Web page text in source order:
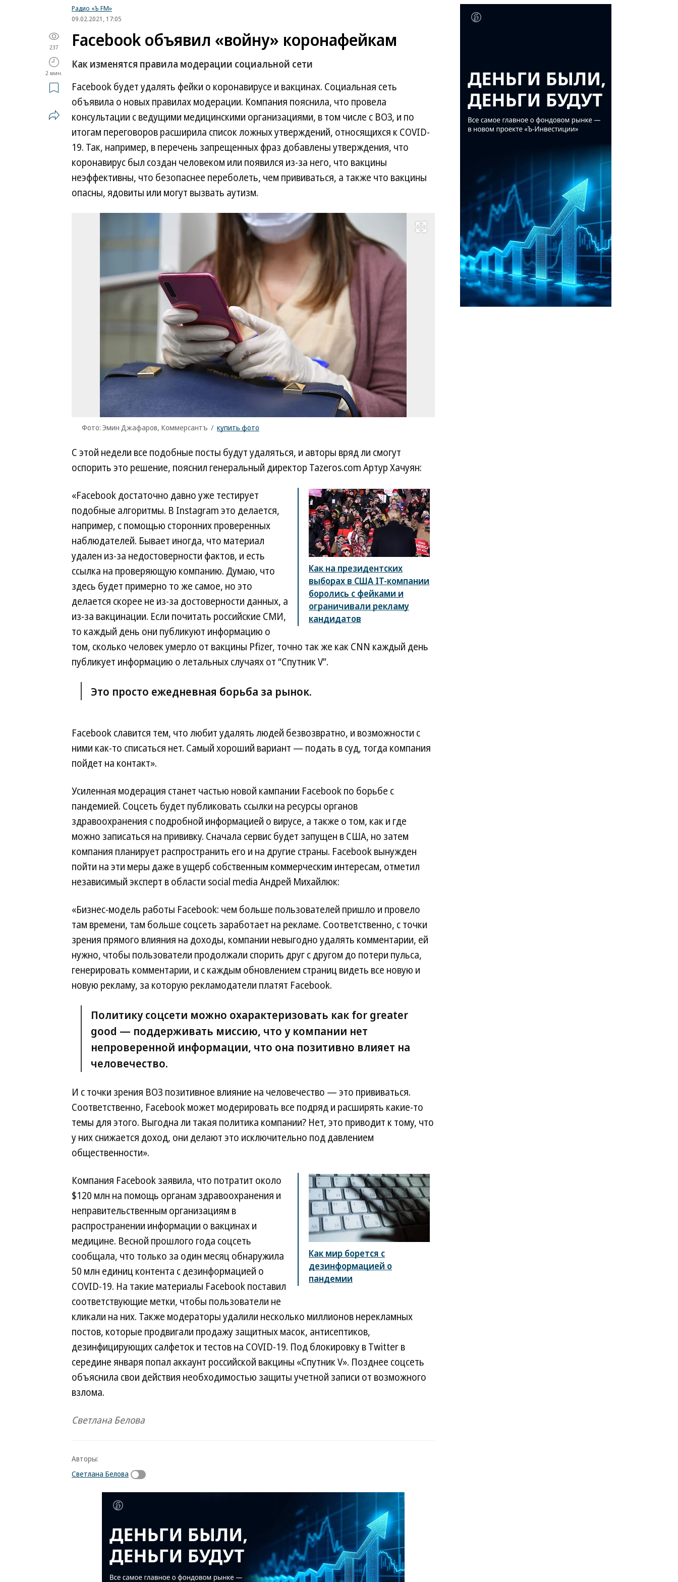
Радио «Ъ FM»
09.02.2021, 17:05
237
2 мин.
Facebook объявил «войну» коронафейкам
Как изменятся правила модерации социальной сети
Facebook будет удалять фейки о коронавирусе и вакцинах. Социальная сеть
объявила о новых правилах модерации. Компания пояснила, что провела
консультации с ведущими медицинскими организациями, в том числе с ВОЗ, и по
итогам переговоров расширила список ложных утверждений, относящихся к COVID-
19. Так, например, в перечень запрещенных фраз добавлены утверждения, что
коронавирус был создан человеком или появился из-за него, что вакцины
неэффективны, что безопаснее переболеть, чем прививаться, а также что вакцины
опасны, ядовиты или могут вызвать аутизм.
Развернуть на весь экран
Фото: Эмин Джафаров, Коммерсантъ / купить фото
Фото:
Эмин
Джафаров,
Коммерсантъ
С этой недели все подобные посты будут удаляться, и авторы вряд ли смогут
оспорить это решение, пояснил генеральный директор Tazeros.com Артур Хачуян:
Как на президентских
выборах в США IT-компании
боролись с фейками и
ограничивали рекламу
кандидатов
«Facebook достаточно давно уже тестирует
подобные алгоритмы. В Instagram это делается,
например, с помощью сторонних проверенных
наблюдателей. Бывает иногда, что материал
удален из-за недостоверности фактов, и есть
ссылка на проверяющую компанию. Думаю, что
здесь будет примерно то же самое, но это
делается скорее не из-за достоверности данных, а
из-за вакцинации. Если почитать российские СМИ,
то каждый день они публикуют информацию о
том, сколько человек умерло от вакцины Pfizer, точно так же как CNN каждый день
публикует информацию о летальных случаях от “Спутник V”.
Это просто ежедневная борьба за рынок.
Facebook славится тем, что любит удалять людей безвозвратно, и возможности с
ними как-то списаться нет. Самый хороший вариант — подать в суд, тогда компания
пойдет на контакт».
Усиленная модерация станет частью новой кампании Facebook по борьбе с
пандемией. Соцсеть будет публиковать ссылки на ресурсы органов
здравоохранения с подробной информацией о вирусе, а также о том, как и где
можно записаться на прививку. Сначала сервис будет запущен в США, но затем
компания планирует распространить его и на другие страны. Facebook вынужден
пойти на эти меры даже в ущерб собственным коммерческим интересам, отметил
независимый эксперт в области social media Андрей Михайлюк:
«Бизнес-модель работы Facebook: чем больше пользователей пришло и провело
там времени, там больше соцсеть заработает на рекламе. Соответственно, с точки
зрения прямого влияния на доходы, компании невыгодно удалять комментарии, ей
нужно, чтобы пользователи продолжали спорить друг с другом до потери пульса,
генерировать комментарии, и с каждым обновлением страниц видеть все новую и
новую рекламу, за которую рекламодатели платят Facebook.
Политику соцсети можно охарактеризовать как for greater
good — поддерживать миссию, что у компании нет
непроверенной информации, что она позитивно влияет на
человечество.
И с точки зрения ВОЗ позитивное влияние на человечество — это прививаться.
Соответственно, Facebook может модерировать все подряд и расширять какие-то
темы для этого. Выгодна ли такая политика компании? Нет, это приводит к тому, что
у них снижается доход, они делают это исключительно под давлением
общественности».
Как мир борется с
дезинформацией о
пандемии
Компания Facebook заявила, что потратит около
$120 млн на помощь органам здравоохранения и
неправительственным организациям в
распространении информации о вакцинах и
медицине. Весной прошлого года соцсеть
сообщала, что только за один месяц обнаружила
50 млн единиц контента с дезинформацией о
COVID-19. На такие материалы Facebook поставил
соответствующие метки, чтобы пользователи не
кликали на них. Также модераторы удалили несколько миллионов нерекламных
постов, которые продвигали продажу защитных масок, антисептиков,
дезинфицирующих салфеток и тестов на COVID-19. Под блокировку в Twitter в
середине января попал аккаунт российской вакцины «Спутник V». Позднее соцсеть
объяснила свои действия необходимостью защиты учетной записи от возможного
взлома.
Светлана Белова
Авторы:
Светлана Белова